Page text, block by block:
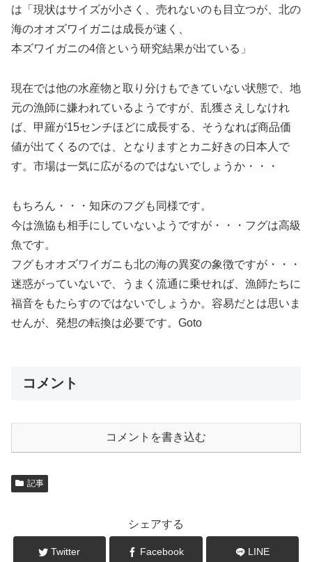
は「現状はサイズが小さく、売れないのも目立つが、北の
海のオオズワイガニは成長が速く、
本ズワイガニの4倍という研究結果が出ている」
現在では他の水産物と取り分けもできていない状態で、地
元の漁師に嫌われているようですが、乱獲さえしなけれ
ば、甲羅が15センチほどに成長する、そうなれば商品価
値が出てくるのでは、となりますとカニ好きの日本人で
す。市場は一気に広がるのではないでしょうか・・・
もちろん・・・知床のフグも同様です。
今は漁協も相手にしていないようですが・・・フグは高級
魚です。
フグもオオズワイガニも北の海の異変の象徴ですが・・・
迷惑がっていないで、うまく流通に乗せれば、漁師たちに
福音をもたらすのではないでしょうか。容易だとは思いま
せんが、発想の転換は必要です。Goto
コメント
コメントを書き込む
記事
シェアする
Twitter Facebook LINE